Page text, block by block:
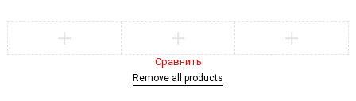
Сравнить
Remove all products